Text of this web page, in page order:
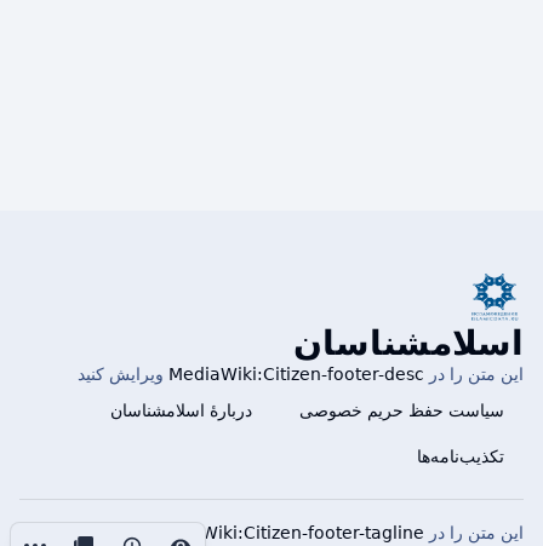
اسلامشناسان
این متن را در MediaWiki:Citizen-footer-desc ویرایش کنید
سیاست حفظ حریم خصوصی
دربارهٔ اسلامشناسان
تکذیب‌نامه‌ها
این متن را در MediaWiki:Citizen-footer-tagline ویرایش کنید.